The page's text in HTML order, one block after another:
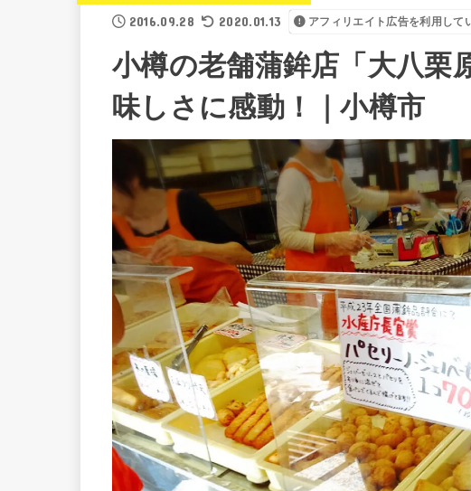
2016.09.28 2020.01.13 アフィリエイト広告を利用して
小樽の老舗蒲鉾店「大八
味しさに感動！｜小樽市